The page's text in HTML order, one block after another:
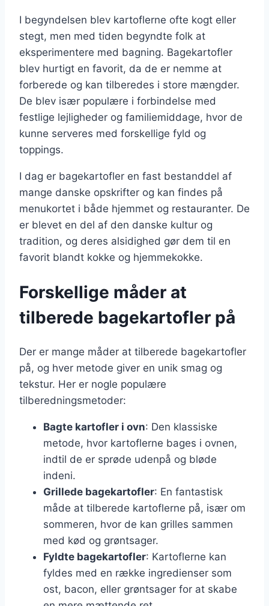
I begyndelsen blev kartoflerne ofte kogt eller
stegt, men med tiden begyndte folk at
eksperimentere med bagning. Bagekartofler
blev hurtigt en favorit, da de er nemme at
forberede og kan tilberedes i store mængder.
De blev især populære i forbindelse med
festlige lejligheder og familiemiddage, hvor de
kunne serveres med forskellige fyld og
toppings.
I dag er bagekartofler en fast bestanddel af
mange danske opskrifter og kan findes på
menukortet i både hjemmet og restauranter. De
er blevet en del af den danske kultur og
tradition, og deres alsidighed gør dem til en
favorit blandt kokke og hjemmekokke.
Forskellige måder at
tilberede bagekartofler på
Der er mange måder at tilberede bagekartofler
på, og hver metode giver en unik smag og
tekstur. Her er nogle populære
tilberedningsmetoder:
Bagte kartofler i ovn: Den klassiske
metode, hvor kartoflerne bages i ovnen,
indtil de er sprøde udenpå og bløde
indeni.
Grillede bagekartofler: En fantastisk
måde at tilberede kartoflerne på, især om
sommeren, hvor de kan grilles sammen
med kød og grøntsager.
Fyldte bagekartofler: Kartoflerne kan
fyldes med en række ingredienser som
ost, bacon, eller grøntsager for at skabe